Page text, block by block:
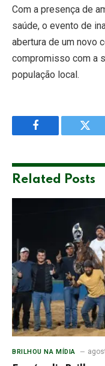
Com a presença de
saúde, o evento de
abertura de um novo
compromisso com a
população local.
Facebook
Related Posts
BRILHOU NA MÍDIA